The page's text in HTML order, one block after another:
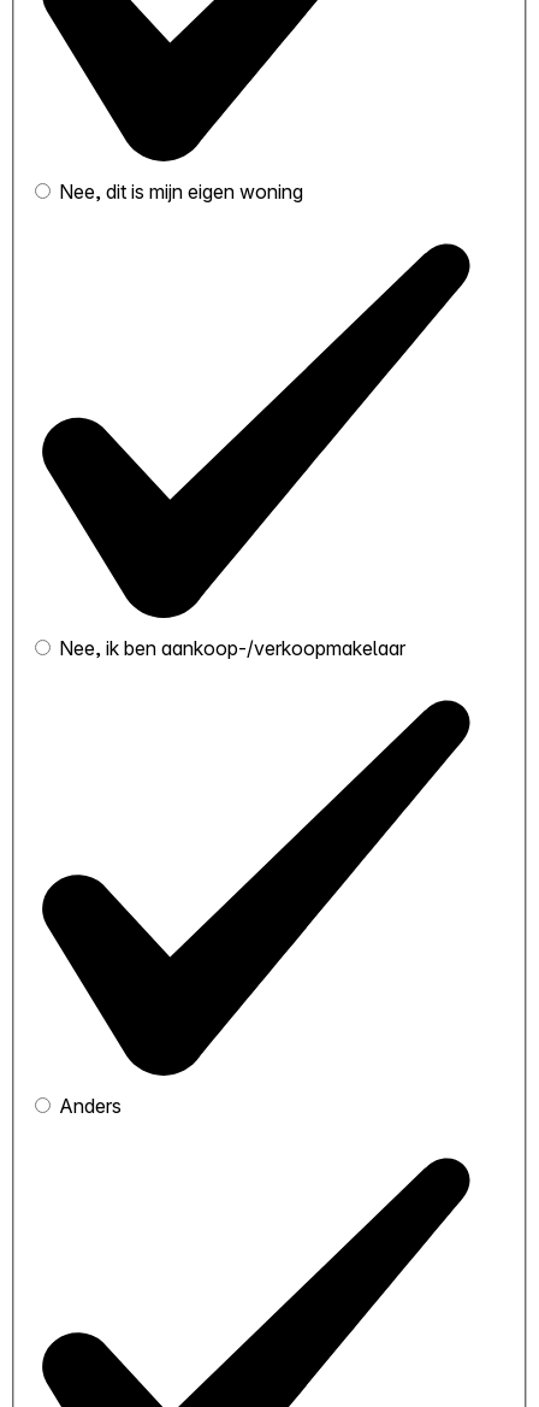
Nee, dit is mijn eigen woning
Nee, ik ben aankoop-/verkoopmakelaar
Anders